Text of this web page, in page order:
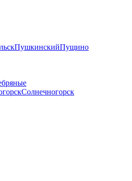
ПушкинскийПущино
Солнечногорск